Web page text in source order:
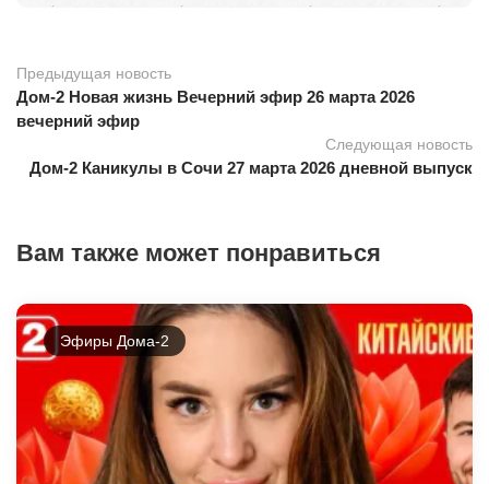
Предыдущая новость
Дом-2 Новая жизнь Вечерний эфир 26 марта 2026
вечерний эфир
Следующая новость
Дом-2 Каникулы в Сочи 27 марта 2026 дневной выпуск
Вам также может понравиться
Эфиры Дома-2